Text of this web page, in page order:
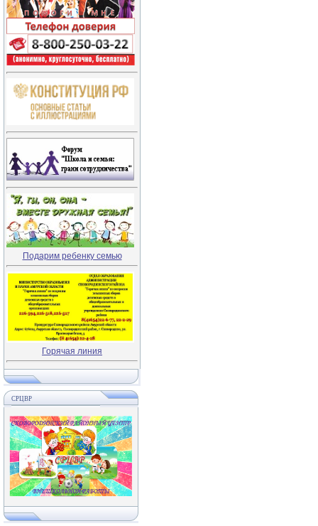
Подарим ребенку семью
Горячая линия
СРЦВР